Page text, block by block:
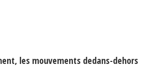
les mouvements dedans-dehors